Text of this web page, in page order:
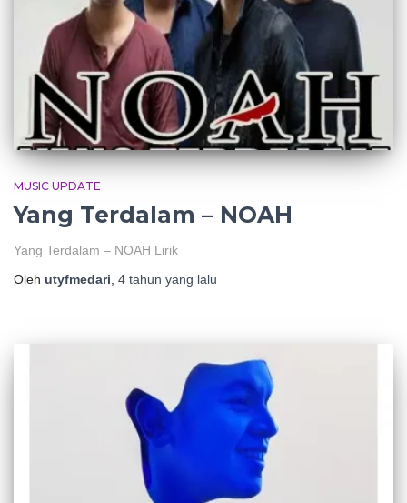
MUSIC UPDATE
Yang Terdalam – NOAH
Yang Terdalam – NOAH Lirik
Oleh utyfmedari 4 tahun yang lalu